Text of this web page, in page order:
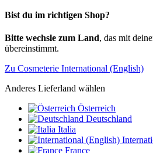
Bist du im richtigen Shop?
Bitte wechsle zum Land, das mit
übereinstimmt.
Zu Cosmeterie International (English)
Anderes Lieferland wählen
Österreich
Deutschland
Italia
France